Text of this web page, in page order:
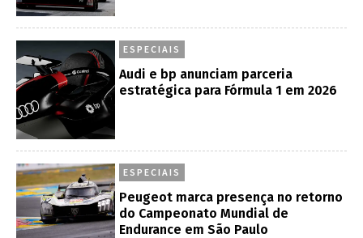
ESPECIAIS
Audi e bp anunciam parceria
estratégica para Fórmula 1 em 2026
ESPECIAIS
Peugeot marca presença no retorno
do Campeonato Mundial de
Endurance em São Paulo